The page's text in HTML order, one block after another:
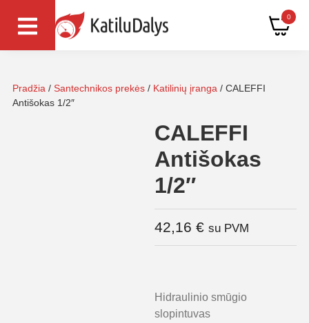
0
Pradžia / Santechnikos prekės / Katilinių įranga / CALEFFI
Antišokas 1/2″
CALEFFI
Antišokas
1/2″
42,16 € su PVM
Hidraulinio smūgio
slopintuvas